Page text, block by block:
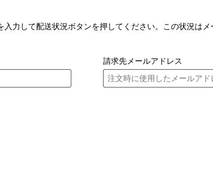
力して配送状況ボタンを押してください。この状況は
請求先メールアドレス